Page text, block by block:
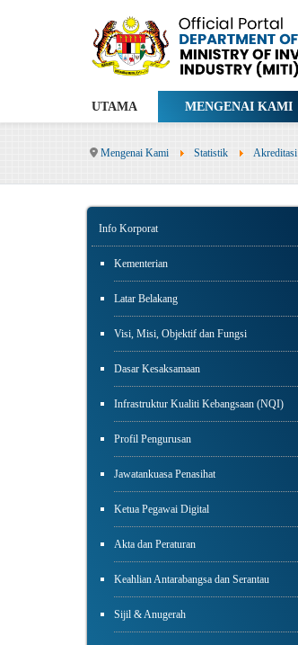
UTAMA MENGENAI KAMI
Mengenai Kami Statistik Akreditasi
Info Korporat
Kementerian
Latar Belakang
Visi, Misi, Objektif dan Fungsi
Dasar Kesaksamaan
Infrastruktur Kualiti Kebangsaan (NQI)
Profil Pengurusan
Jawatankuasa Penasihat
Ketua Pegawai Digital
Akta dan Peraturan
Keahlian Antarabangsa dan Serantau
Sijil & Anugerah